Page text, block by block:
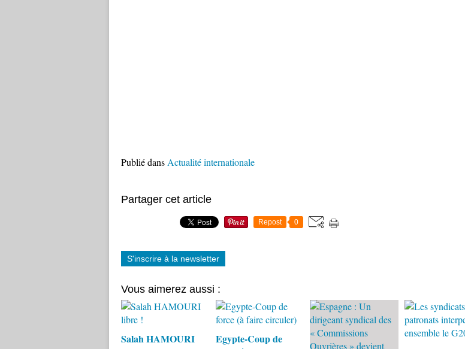
Publié dans Actualité internationale
Partager cet article
Repost 0
S'inscrire à la newsletter
Vous aimerez aussi :
Salah HAMOURI
Egypte-Coup de